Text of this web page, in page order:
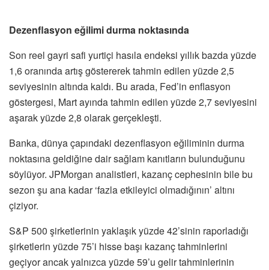
Dezenflasyon eğilimi durma noktasında
Son reel gayri safi yurtiçi hasıla endeksi yıllık bazda yüzde
1,6 oranında artış göstererek tahmin edilen yüzde 2,5
seviyesinin altında kaldı. Bu arada, Fed’in enflasyon
göstergesi, Mart ayında tahmin edilen yüzde 2,7 seviyesini
aşarak yüzde 2,8 olarak gerçekleşti.
Banka, dünya çapındaki dezenflasyon eğiliminin durma
noktasına geldiğine dair sağlam kanıtların bulunduğunu
söylüyor. JPMorgan analistleri, kazanç cephesinin bile bu
sezon şu ana kadar ‘fazla etkileyici olmadığının’ altını
çiziyor.
S&P 500 şirketlerinin yaklaşık yüzde 42’sinin raporladığı
şirketlerin yüzde 75’i hisse başı kazanç tahminlerini
geçiyor ancak yalnızca yüzde 59’u gelir tahminlerinin